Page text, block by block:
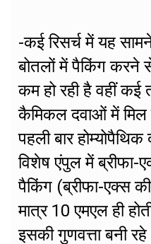
-कई रिसर्च में यह
बोतलों में पैकिंग करने
कम हो रही है वहीं कई
कैमिकल दवाओं में मिल
पहली बार
विशेष एंपुल में ब्रीफा-
पैकिंग (ब्रीफा-एक्स
मात्र 10 एमएल ही
इसकी गुणवत्ता बनी